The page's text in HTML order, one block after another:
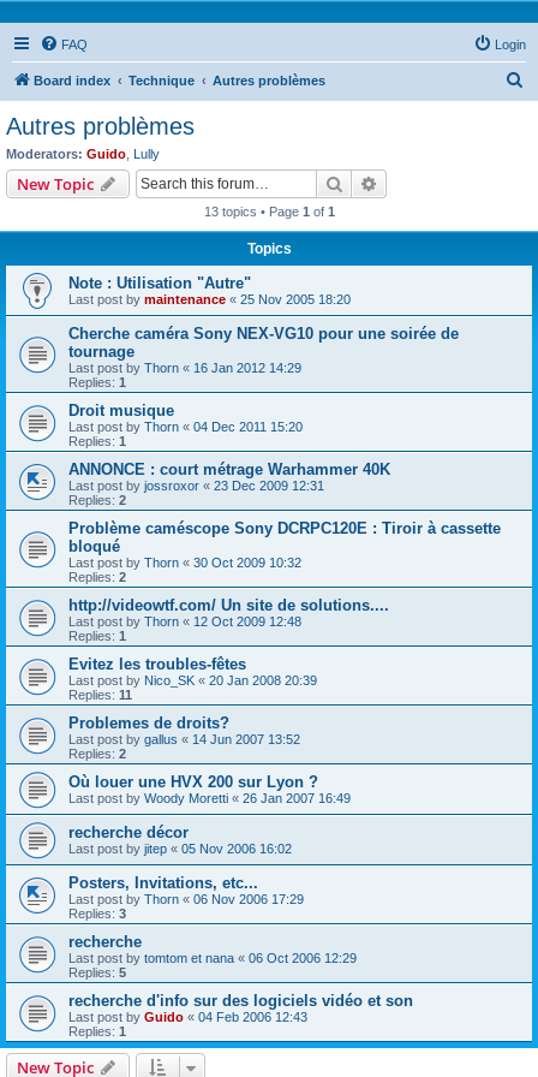
FAQ Login
Board index Technique Autres problèmes
Autres problèmes
Moderators: Guido Lully
New Topic Search
13 topics • Page 1 of 1
Topics
Note : Utilisation "Autre"
Last post by maintenance « 25 Nov 2005 18:20
Cherche caméra Sony NEX-VG10 pour une soirée de
tournage
Last post by Thorn « 16 Jan 2012 14:29
Replies: 1
Droit musique
Last post by Thorn « 04 Dec 2011 15:20
Replies: 1
ANNONCE : court métrage Warhammer 40K
Last post by jossroxor « 23 Dec 2009 12:31
Replies: 2
Problème caméscope Sony DCRPC120E : Tiroir à cassette
bloqué
Last post by Thorn « 30 Oct 2009 10:32
Replies: 2
http://videowtf.com/ Un site de solutions....
Last post by Thorn « 12 Oct 2009 12:48
Replies: 1
Evitez les troubles-fêtes
Last post by Nico_SK « 20 Jan 2008 20:39
Replies: 11
Problemes de droits?
Last post by gallus « 14 Jun 2007 13:52
Replies: 2
Où louer une HVX 200 sur Lyon ?
Last post by Woody Moretti « 26 Jan 2007 16:49
recherche décor
Last post by jitep « 05 Nov 2006 16:02
Posters, Invitations, etc...
Last post by Thorn « 06 Nov 2006 17:29
Replies: 3
recherche
Last post by tomtom et nana « 06 Oct 2006 12:29
Replies: 5
recherche d'info sur des logiciels vidéo et son
Last post by Guido « 04 Feb 2006 12:43
Replies: 1
New Topic